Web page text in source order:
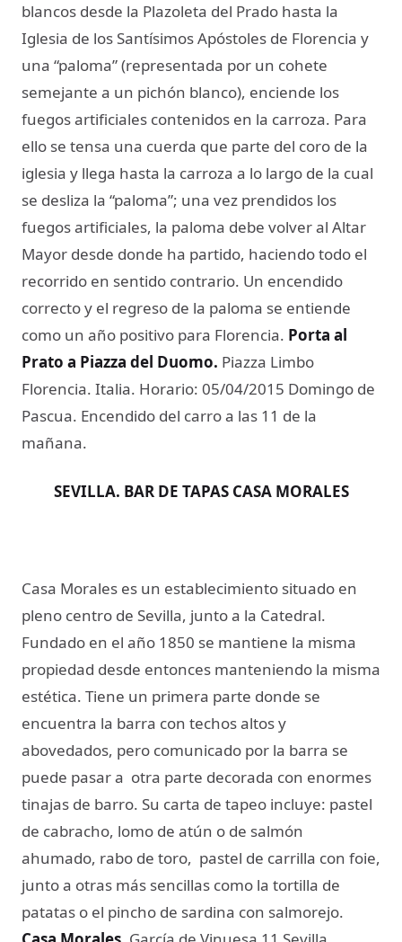
blancos desde la Plazoleta del Prado hasta la
Iglesia de los Santísimos Apóstoles de Florencia y
una “paloma” (representada por un cohete
semejante a un pichón blanco), enciende los
fuegos artificiales contenidos en la carroza. Para
ello se tensa una cuerda que parte del coro de la
iglesia y llega hasta la carroza a lo largo de la cual
se desliza la “paloma”; una vez prendidos los
fuegos artificiales, la paloma debe volver al Altar
Mayor desde donde ha partido, haciendo todo el
recorrido en sentido contrario. Un encendido
correcto y el regreso de la paloma se entiende
como un año positivo para Florencia. Porta al
Prato a Piazza del Duomo. Piazza Limbo
Florencia. Italia. Horario: 05/04/2015 Domingo de
Pascua. Encendido del carro a las 11 de la
mañana.
SEVILLA. BAR DE TAPAS CASA MORALES
Casa Morales es un establecimiento situado en
pleno centro de Sevilla, junto a la Catedral.
Fundado en el año 1850 se mantiene la misma
propiedad desde entonces manteniendo la misma
estética. Tiene un primera parte donde se
encuentra la barra con techos altos y
abovedados, pero comunicado por la barra se
puede pasar a otra parte decorada con enormes
tinajas de barro. Su carta de tapeo incluye: pastel
de cabracho, lomo de atún o de salmón
ahumado, rabo de toro, pastel de carrilla con foie,
junto a otras más sencillas como la tortilla de
patatas o el pincho de sardina con salmorejo.